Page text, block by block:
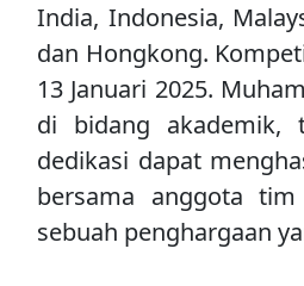
India, Indonesia,
dan Hongkong.
13 Januari 2025.
di bidang akademik,
dedikasi dapat
bersama anggota
sebuah penghargaan